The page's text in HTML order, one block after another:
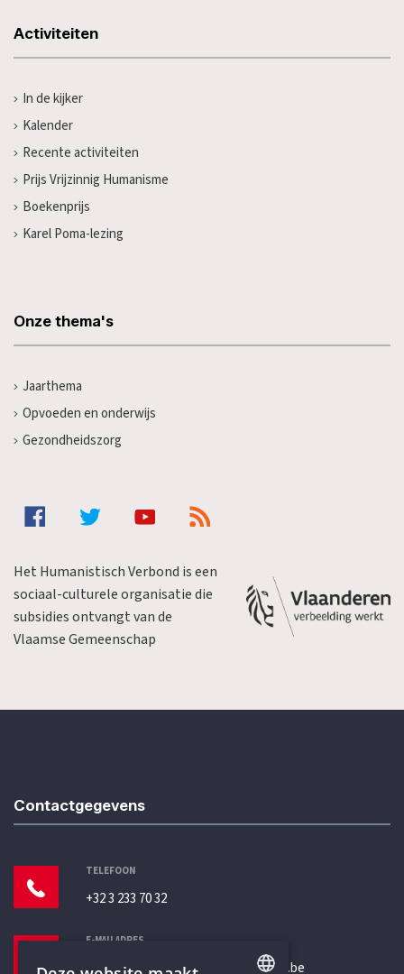
Activiteiten
In de kijker
Kalender
Recente activiteiten
Prijs Vrijzinnig Humanisme
Boekenprijs
Karel Poma-lezing
Onze thema's
Jaarthema
Opvoeden en onderwijs
Gezondheidszorg
Het Humanistisch Verbond is een
sociaal-culturele organisatie die
subsidies ontvangt van de
Vlaamse Gemeenschap
Contactgegevens
TELEFOON
+32 3 233 70 32
E-MAILADRES
secretariaat@humanistischverbond.be